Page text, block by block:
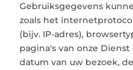
Gebruiksgegevens
zoals het
(bijv. IP-adres),
pagina's van onze
datum van uw bezoek,